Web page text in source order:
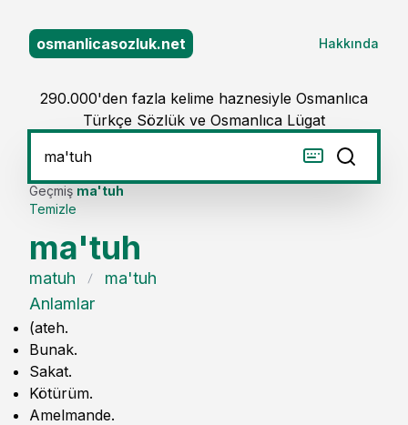
osmanlicasozluk.net Hakkında
290.000'den fazla kelime haznesiyle Osmanlıca
Türkçe Sözlük ve Osmanlıca Lügat
Geçmiş
Temizle
ma'tuh
ma'tuh
matuh
ma'tuh
Anlamlar
(ateh.
Bunak.
Sakat.
Kötürüm.
Amelmande.